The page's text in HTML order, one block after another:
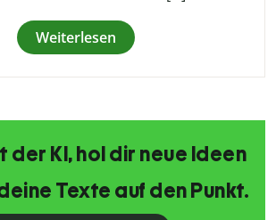
Weiterlesen
der KI, hol dir neue Ideen
Texte auf den Punkt.